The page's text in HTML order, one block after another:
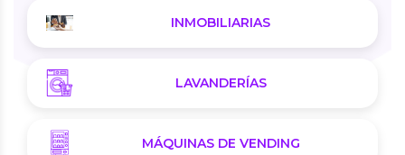
INMOBILIARIAS
LAVANDERÍAS
MÁQUINAS DE VENDING